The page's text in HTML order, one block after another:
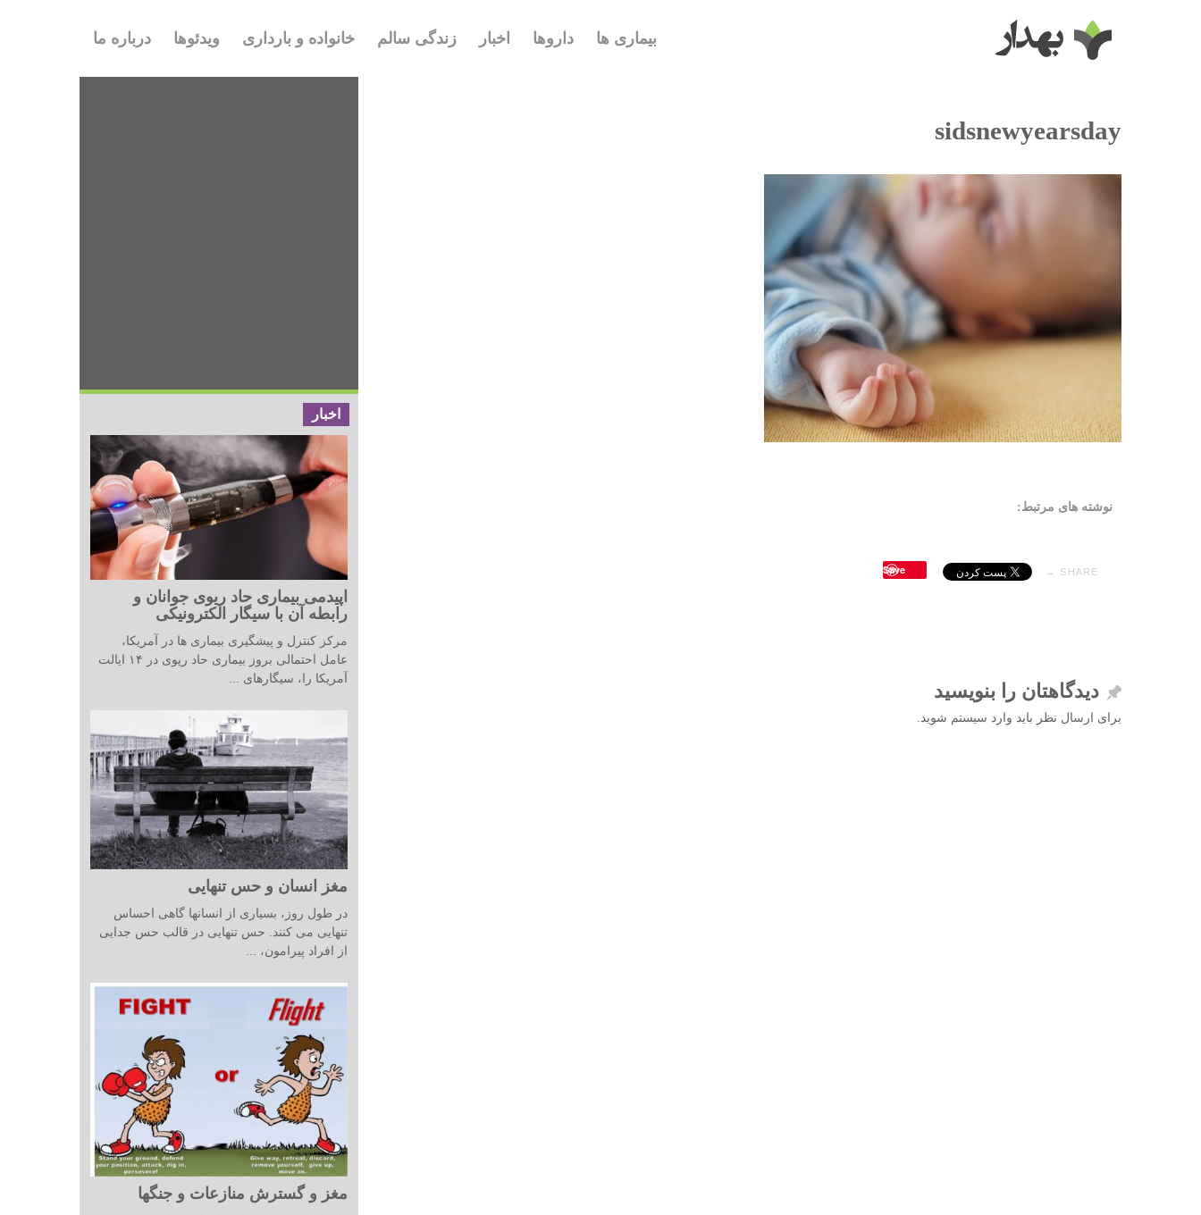
بیماری ها داروها اخبار زندگی سالم خانواده و بارداری ویدئوها درباره ما
sidsnewyearsday
نوشته های مرتبط:
SHARE →
Save
دیدگاهتان را بنویسید
برای ارسال نظر باید وارد سیستم شوید.
اخبار
اپیدمی بیماری حاد ریوی جوانان و
رابطه آن با سیگار الکترونیکی
مرکز کنترل و پیشگیری بیماری ها در آمریکا،
عامل احتمالی بروز بیماری حاد ریوی در ۱۴ ایالت
آمریکا را، سیگارهای ...
مغز انسان و حس تنهایی
در طول روز، بسیاری از انسانها گاهی احساس
تنهایی می کنند. حس تنهایی در قالب حس جدایی
از افراد پیرامون، ...
مغز و گسترش منازعات و جنگها